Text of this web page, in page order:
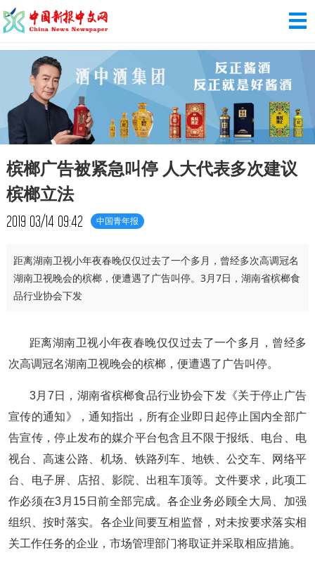
槟榔广告被紧急叫停 人大代表多次建议
槟榔立法
2019 03/14 09:42 中国青年报
距离湖南卫视小年夜春晚仅仅过去了一个多月，曾经多次高调冠名
湖南卫视晚会的槟榔，便遭遇了广告叫停。3月7日，湖南省槟榔食
品行业协会下发
距离湖南卫视小年夜春晚仅仅过去了一个多月，曾经多
次高调冠名湖南卫视晚会的槟榔，便遭遇了广告叫停。
3月7日，湖南省槟榔食品行业协会下发《关于停止广告
宣传的通知》，通知指出，所有企业即日起停止国内全部广
告宣传，停止发布的媒介平台包含且不限于报纸、电台、电
视台、高速公路、机场、铁路列车、地铁、公交车、网络平
台、电子屏、店招、影院、出租车顶等。文件要求，此项工
作必须在3月15日前全部完成。各企业务必顾全大局、加强
组织、按时落实。各企业间要互相监督，对未按要求落实相
关工作任务的企业，市场管理部门将取证并采取相应措施。